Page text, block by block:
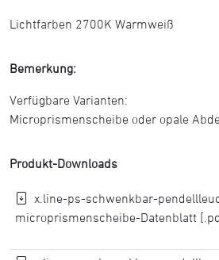
Lichtfarben 2700K Warmweiß
Bemerkung:
Verfügbare Varianten:
Microprismenscheibe oder opale
Produkt-Downloads
x.line-ps-schwenkbar-
microprismenscheibe-Datenblatt